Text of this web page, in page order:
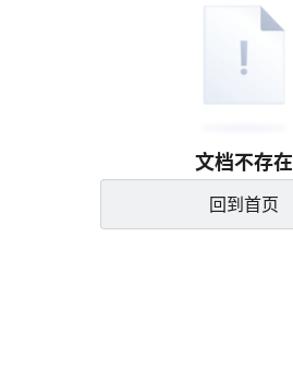
文档不存在
回到首页